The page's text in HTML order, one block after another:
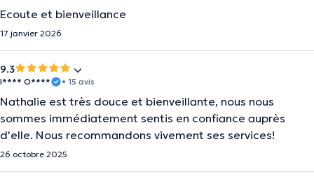
Ecoute et bienveillance
17 janvier 2026
9.3
I**** O**** • 15 avis
Nathalie est très douce et bienveillante, nous nous
sommes immédiatement sentis en confiance auprès
d'elle. Nous recommandons vivement ses services!
26 octobre 2025